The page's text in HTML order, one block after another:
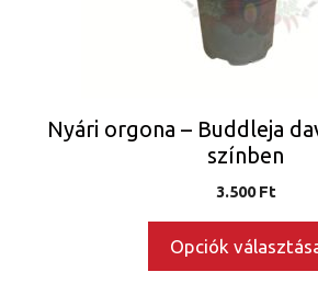
Nyári orgona – Buddleja
színben
3.500Ft
Opciók